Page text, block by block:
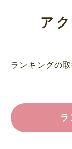
ア
ランキングの